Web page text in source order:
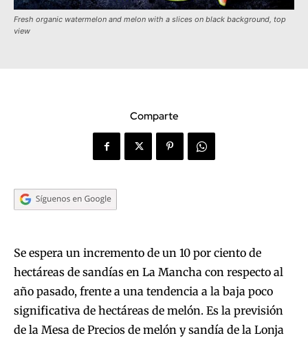
Fresh organic watermelon and melon with a slices on black background, top
view
Comparte
Se espera un incremento de un 10 por ciento de
hectáreas de sandías en La Mancha con respecto al
año pasado, frente a una tendencia a la baja poco
significativa de hectáreas de melón. Es la previsión
de la Mesa de Precios de melón y sandía de la Lonja